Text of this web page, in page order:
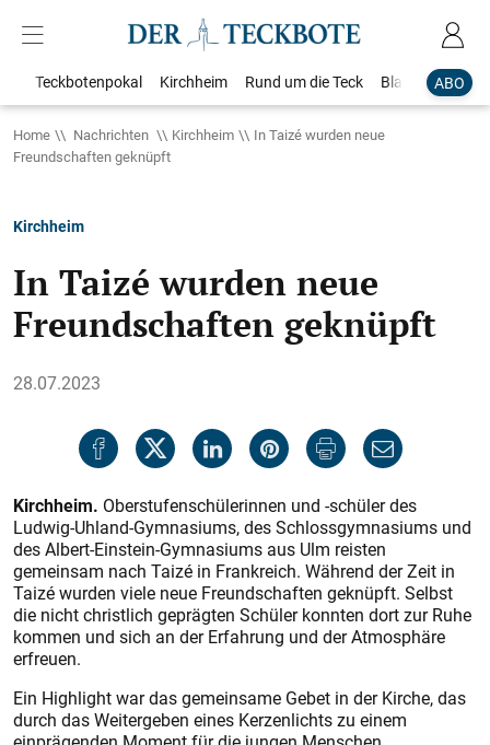
ABO
Teckbotenpokal Kirchheim Rund um die Teck Blaulicht
Home Nachrichten Kirchheim
In Taizé wurden neue
Freundschaften geknüpft
Kirchheim
In Taizé wurden neue
Freundschaften geknüpft
28.07.2023
Kirchheim. Oberstufenschülerinnen und -schüler des
Ludwig-Uhland-Gymnasiums, des Schlossgymnasiums und
des Albert-Einstein-Gymnasiums aus Ulm reisten
gemeinsam nach Taizé in Frankreich. Während der Zeit in
Taizé wurden viele neue Freundschaften geknüpft. Selbst
die nicht christlich geprägten Schüler konnten dort zur Ruhe
kommen und sich an der Erfahrung und der Atmosphäre
erfreuen.
Ein Highlight war das gemeinsame Gebet in der Kirche, das
durch das Weitergeben eines Kerzenlichts zu einem